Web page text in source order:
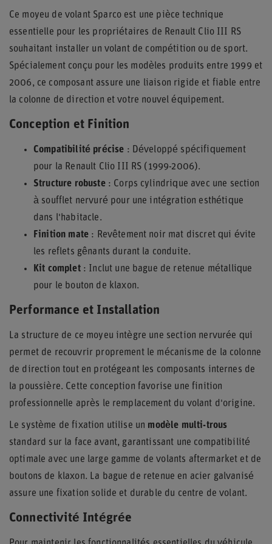
Ce moyeu de volant Sparco est une pièce technique
essentielle pour les propriétaires de Renault Clio III RS
souhaitant installer un volant de compétition ou de sport.
Spécialement conçu pour les modèles produits entre 1999 et
2006, ce composant assure une liaison rigide et fiable entre
la colonne de direction et votre nouvel équipement.
Conception et Finition
Compatibilité précise : Développé spécifiquement
pour la Renault Clio III RS (1999-2006).
Structure robuste: Corps cylindrique avec une section
à soufflet nervuré pour une intégration esthétique
dans l'habitacle.
Finition mate : Revêtement noir mat discret qui évite
les reflets gênants durant la conduite.
Kit complet: Inclut une bague de retenue métallique
pour le bouton de klaxon.
Performance et Installation
La structure de ce moyeu intègre une section nervurée qui
permet de recouvrir proprement le mécanisme de la colonne
de direction tout en protégeant les composants internes de
la poussière. Cette conception favorise une finition
professionnelle après le remplacement du volant d'origine.
Le système de fixation utilise un modèle multi-trous
standard sur la face avant, garantissant une compatibilité
optimale avec une large gamme de volants aftermarket et de
boutons de klaxon. La bague de retenue en acier galvanisé
assure une fixation solide et durable du centre de volant.
Connectivité Intégrée